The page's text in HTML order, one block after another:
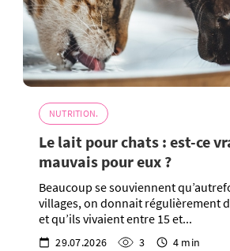
NUTRITION.
Le lait pour chats : est-ce
mauvais pour eux ?
Beaucoup se souviennent
villages, on donnait régulièrement
et qu’ils vivaient entre 15 et...
29.07.2026 3 4 min